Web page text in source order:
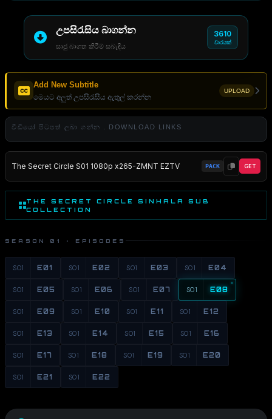
උපසිරැසිය බාගන්න
සෘජු බාගත කිරීම් සබැඳිය
3610
වාරයක්
Add New Subtitle
මෙයට අලුත් උපසිරැසිය ඇතුල් කරන්න
UPLOAD
වීඩියෝ පිටපත් ලබා ගන්න . DOWNLOAD LINKS
The Secret Circle S01 1080p x265-ZMNT EZTV PACK GET
THE SECRET CIRCLE SINHALA SUB
COLLECTION
SEASON 01 · EPISODES
S01 E01 S01 E02 S01 E03 S01 E04
S01 E05 S01 E06 S01 E07 S01 E08
S01 E09 S01 E10 S01 E11 S01 E12
S01 E13 S01 E14 S01 E15 S01 E16
S01 E17 S01 E18 S01 E19 S01 E20
S01 E21 S01 E22